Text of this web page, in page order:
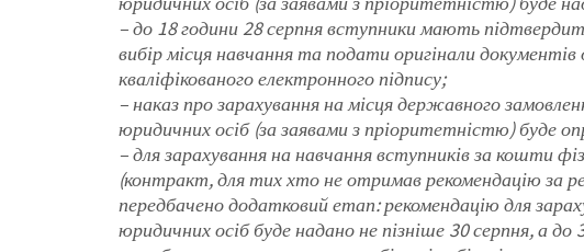
– до 18 години 28 серпня вступники мають
вибір місця навчання та подати оригінали
кваліфікованого електронного підпису;
– наказ про зарахування на місця державного
юридичних осіб (за заявами з пріоритетністю) буде
– для зарахування на навчання вступників за кошти
(контракт, для тих хто не отримав рекомендацію за
передбачено додатковий етап: рекомендацію для
юридичних осіб буде надано не пізніше 30 серпня, а